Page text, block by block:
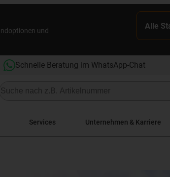
und
Alle
Schnelle Beratung im WhatsApp-Chat
Services Unternehmen & Karriere